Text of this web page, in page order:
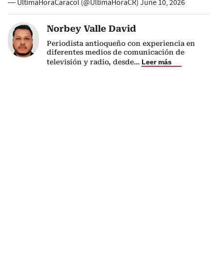
— ÚltimaHoraCaracol (@UltimaHoraCR) June 10, 2026
Norbey Valle David
Periodista antioqueño con experiencia en
diferentes medios de comunicación de
televisión y radio, desde... Leer más